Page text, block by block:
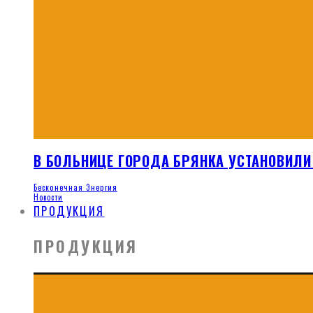
В БОЛЬНИЦЕ ГОРОДА БРЯНКА
Бесконечная Энергия
Новости
ПРОДУКЦИЯ
ПРОДУКЦИЯ